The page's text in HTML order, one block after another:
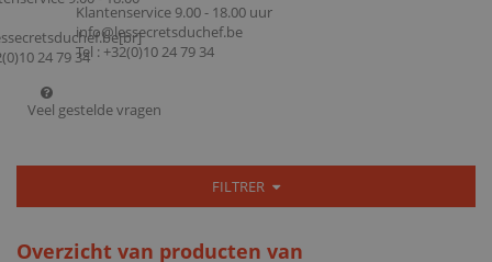
Klantenservice 9.00 - 18.00 uur
info@lessecretsduchef.be
Tel : +32(0)10 24 79 34
Veel gestelde vragen
FILTRER
Overzicht van producten van